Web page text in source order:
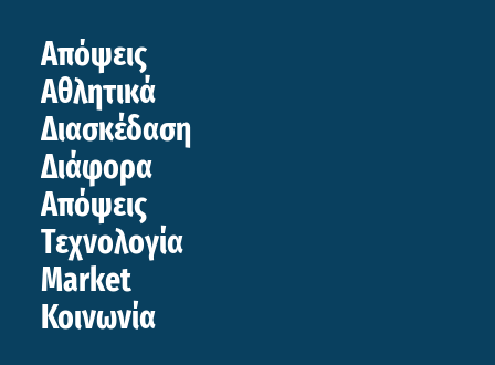
Απόψεις
Αθλητικά
Διασκέδαση
Διάφορα
Απόψεις
Τεχνολογία
Market
Κοινωνία